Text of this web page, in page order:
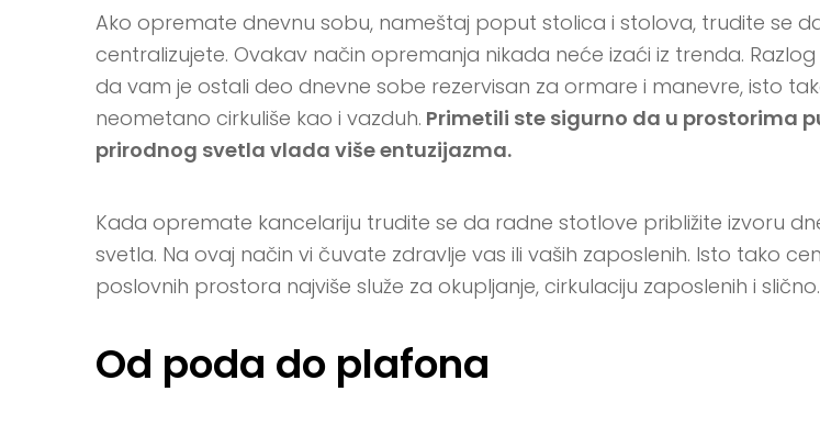
Ako opremate dnevnu sobu, nameštaj poput stolica i stolova, trudite se
centralizujete. Ovakav način opremanja nikada neće izaći iz trenda.
da vam je ostali deo dnevne sobe rezervisan za ormare i manevre, isto
neometano cirkuliše kao i vazduh. Primetili ste sigurno da u prostorima
prirodnog svetla vlada više entuzijazma.
Kada opremate kancelariju trudite se da radne stotlove približite izvoru
svetla. Na ovaj način vi čuvate zdravlje vas ili vaših zaposlenih. Isto tako
poslovnih prostora najviše služe za okupljanje, cirkulaciju zaposlenih i slično.
Od poda do plafona